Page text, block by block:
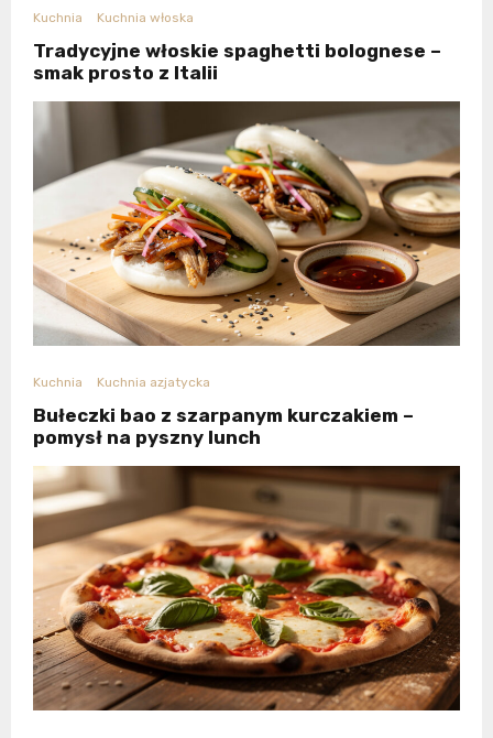
Kuchnia Kuchnia włoska
Tradycyjne włoskie spaghetti bolognese –
smak prosto z Italii
Kuchnia Kuchnia azjatycka
Bułeczki bao z szarpanym kurczakiem –
pomysł na pyszny lunch